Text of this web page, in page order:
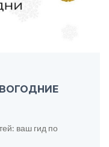
ваш гид по